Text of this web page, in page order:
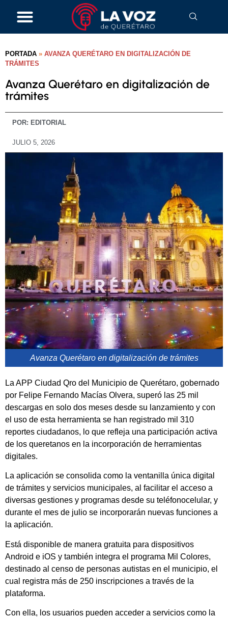
PORTADA » AVANZA QUERÉTARO EN DIGITALIZACIÓN DE
TRÁMITES
Avanza Querétaro en digitalización de
trámites
POR: EDITORIAL
JULIO 5, 2026
Avanza Querétaro en digitalización de trámites
La APP Ciudad Qro del Municipio de Querétaro, gobernado
por Felipe Fernando Macías Olvera, superó las 25 mil
descargas en solo dos meses desde su lanzamiento y con
el uso de esta herramienta se han registrado mil 310
reportes ciudadanos, lo que refleja una participación activa
de los queretanos en la incorporación de herramientas
digitales.
La aplicación se consolida como la ventanilla única digital
de trámites y servicios municipales, al facilitar el acceso a
diversas gestiones y programas desde su teléfonocelular, y
durante el mes de julio se incorporarán nuevas funciones a
la aplicación.
Está disponible de manera gratuita para dispositivos
Android e iOS y también integra el programa Mil Colores,
destinado al censo de personas autistas en el municipio, el
cual registra más de 250 inscripciones a través de la
plataforma.
Con ella, los usuarios pueden acceder a servicios como la